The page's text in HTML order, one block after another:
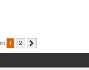
1 2